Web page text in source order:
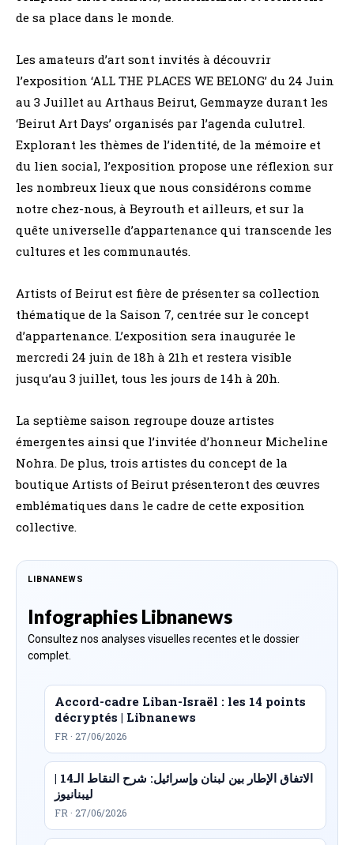
de sa place dans le monde.
Les amateurs d’art sont invités à découvrir
l’exposition ‘ALL THE PLACES WE BELONG’ du 24 Juin
au 3 Juillet au Arthaus Beirut, Gemmayze durant les
‘Beirut Art Days’ organisés par l’agenda culutrel.
Explorant les thèmes de l’identité, de la mémoire et
du lien social, l’exposition propose une réflexion sur
les nombreux lieux que nous considérons comme
notre chez-nous, à Beyrouth et ailleurs, et sur la
quête universelle d’appartenance qui transcende les
cultures et les communautés.
Artists of Beirut est fière de présenter sa collection
thématique de la Saison 7, centrée sur le concept
d’appartenance. L’exposition sera inaugurée le
mercredi 24 juin de 18h à 21h et restera visible
jusqu’au 3 juillet, tous les jours de 14h à 20h.
La septième saison regroupe douze artistes
émergentes ainsi que l’invitée d’honneur Micheline
Nohra. De plus, trois artistes du concept de la
boutique Artists of Beirut présenteront des œuvres
emblématiques dans le cadre de cette exposition
collective.
LIBNANEWS
Infographies Libnanews
Consultez nos analyses visuelles recentes et le dossier
complet.
Accord-cadre Liban-Israël : les 14 points
décryptés | Libnanews
FR · 27/06/2026
الاتفاق الإطار بين لبنان وإسرائيل: شرح النقاط الـ14 |
ليبنانيوز
FR · 27/06/2026